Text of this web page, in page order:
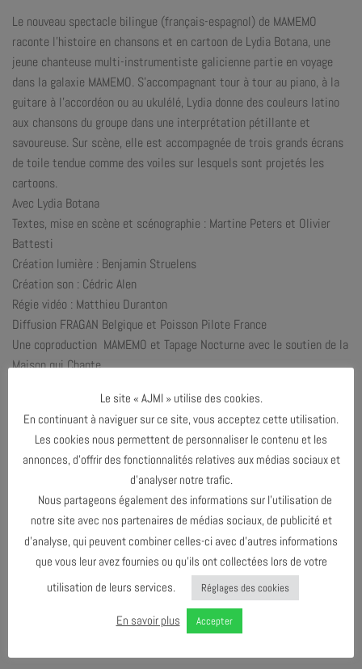
Le nouveau spectacle bilingue (français-espagnol) de MAMEMO
raconte l’histoire en chansons et en cartoon de Lydia Botana, une
jeune chanteuse multi-instrumentiste galicienne partie en voyage
dans la galaxie MAMEMO. S’accompagnant tour à tour au piano, à la
guitare à l’accordéon ou au ukulélé, Lydia donne des couleurs latino
aux chansons du groupe dans une interprétation pétillante et
savoureuse. Sur scène, elle est accompagnée de trois grands écrans
de toile tendue comme des voiles sur lesquels sont projetés les
cartoons.
Avec Lydia Botana
Textes, mise en scène et scénographie : Martine Peters et Olivier
Battesti
Création lumière : Benjamin Struelens
Création son : Cédric Alen
Régie vidéo : Matthieu Duranton
Diffusion FRAGAN Belgique et Poisson Pilote France
Une coproduction MAMEMO et Tapage Nocturne avec le soutien de la
Maison qui Chante
TEASER
INFOS & RÉSERVATIONS
Le site « AJMI » utilise des cookies.
En continuant à naviguer sur ce site, vous acceptez cette utilisation.
Les cookies nous permettent de personnaliser le contenu et les
annonces, d’offrir des fonctionnalités relatives aux médias sociaux et
d’analyser notre trafic.
Nous partageons également des informations sur l’utilisation de
notre site avec nos partenaires de médias sociaux, de publicité et
d’analyse, qui peuvent combiner celles-ci avec d’autres informations
que vous leur avez fournies ou qu’ils ont collectées lors de votre
utilisation de leurs services.
Réglages des cookies
En savoir plus Accepter